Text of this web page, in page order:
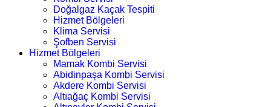
Doğalgaz Kaçak Tespiti
Hizmet Bölgeleri
Klima Servisi
Şofben Servisi
Hizmet Bölgeleri
Mamak Kombi Servisi
Abidinpaşa Kombi Servisi
Akdere Kombi Servisi
Altıağaç Kombi Servisi